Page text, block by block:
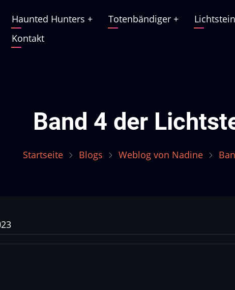
Main
Haunted Hunters + Totenbändiger +
Kontakt
Band 4 der
Startseite Blogs Weblog von Nadine